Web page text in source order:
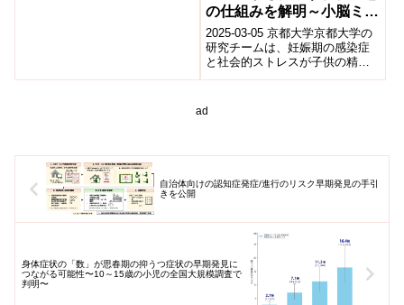
の仕組みを解明～小脳ミク
ログリア抑制で精神疾患様
行動異常回復に成功～
2025-03-05 京都大学​京都大学の
研究チームは、妊娠期の感染症
と社会的ストレスが子供の精神
疾患リスクに与える影響を解明
た研...
ad
自治体向けの認知症発症/進行のリスク早期発見の手引
きを公開
身体症状の「数」が思春期の抑うつ症状の早期発見に
つながる可能性〜10～15歳の小児の全国大規模調査で
判明〜